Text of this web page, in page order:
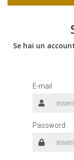
Se hai un
E-mail
Password